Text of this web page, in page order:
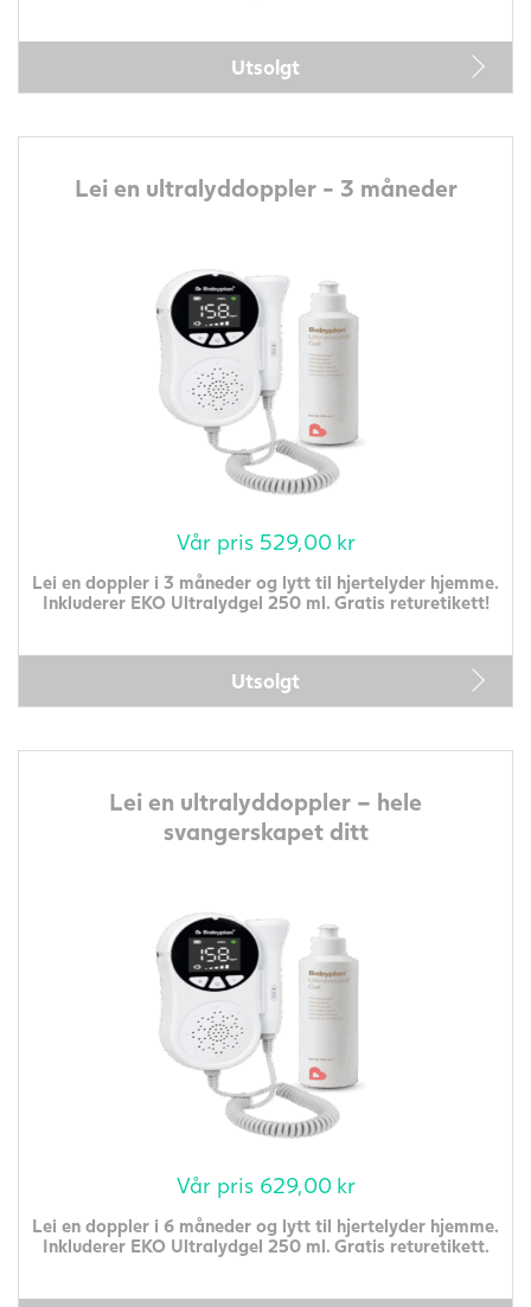
Utsolgt
Lei en ultralyddoppler - 3 måneder
Vår pris 529,00 kr
Lei en doppler i 3 måneder og lytt til hjertelyder hjemme.
Inkluderer EKO Ultralydgel 250 ml. Gratis returetikett!
Utsolgt
Lei en ultralyddoppler – hele
svangerskapet ditt
Vår pris 629,00 kr
Lei en doppler i 6 måneder og lytt til hjertelyder hjemme.
Inkluderer EKO Ultralydgel 250 ml. Gratis returetikett.